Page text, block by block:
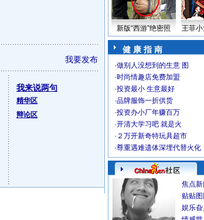
我要发布
我来说两句
精华区
辩论区
新版“西游”绝密照 王菲
健 康 指 南
·做别人没想到的生意 图
·时尚情趣店免费加盟
·投资最小 生意最好
·品牌服饰一折供货
·投资办小厂年赚百万
·开清大学习吧 就是火
· ２万开新奇特玩具超市
·尊重遇难遗体深埋代替火化
焦点新
贴贴图
娱乐